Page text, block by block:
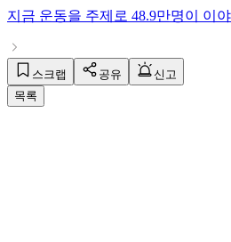
지금 운동을 주제로 48.9만명이 이
스크랩 공유
신고
목록